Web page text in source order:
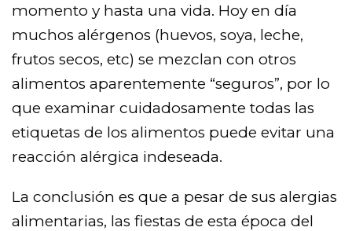
momento y hasta una vida. Hoy en día
muchos alérgenos (huevos, soya, leche,
frutos secos, etc) se mezclan con otros
alimentos aparentemente “seguros”, por lo
que examinar cuidadosamente todas las
etiquetas de los alimentos puede evitar una
reacción alérgica indeseada.
La conclusión es que a pesar de sus alergias
alimentarias, las fiestas de esta época del